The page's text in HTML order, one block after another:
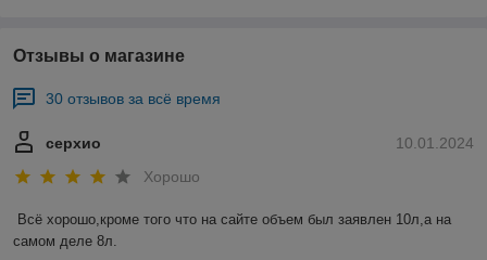
Отзывы о магазине
30 отзывов за всё время
10.01.2024
серхио
Хорошо
Всё хорошо,кроме того что на сайте объем был заявлен 10л,а на
самом деле 8л.